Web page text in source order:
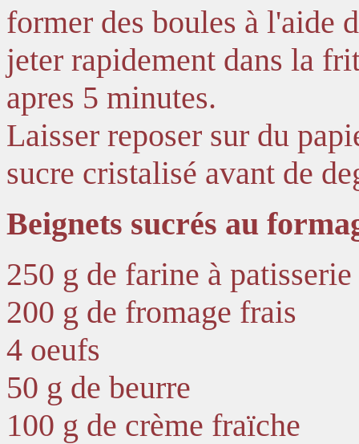
former des boules à l'aide
jeter rapidement dans la
apres 5 minutes.
Laisser reposer sur du
sucre cristalisé avant de
Beignets sucrés au
250 g de farine à patisserie
200 g de fromage frais
4 oeufs
50 g de beurre
100 g de crème fraïche